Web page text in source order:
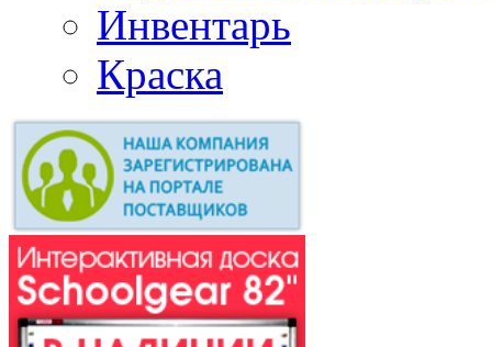
Инвентарь
Краска